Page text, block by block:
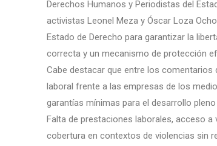
Derechos Humanos y Periodistas del
activistas Leonel Meza y Óscar Loza
Estado de Derecho para garantizar la
correcta y un mecanismo de protección
Cabe destacar que entre los
laboral frente a las empresas de los
garantías mínimas para el desarrollo
Falta de prestaciones laborales, acceso
cobertura en contextos de violencias sin